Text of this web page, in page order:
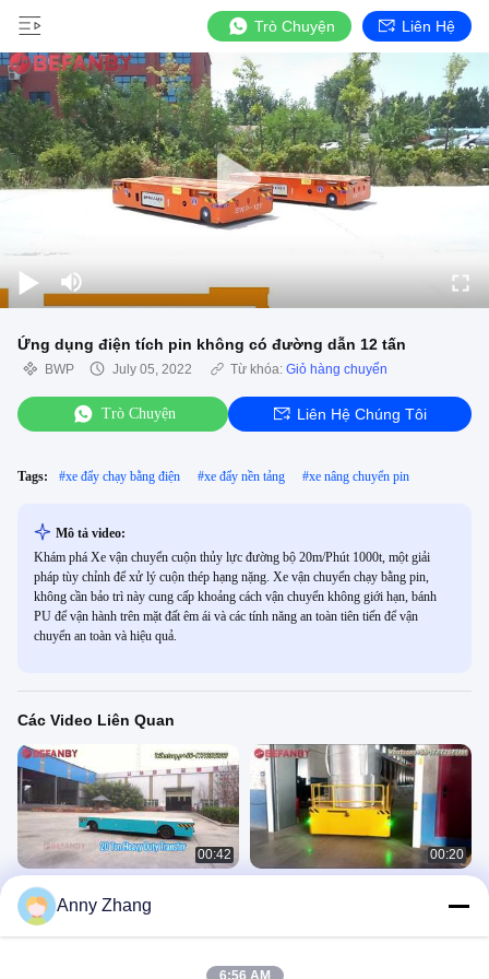
Trò Chuyện Liên Hệ
Ứng dụng điện tích pin không có đường dẫn 12 tấn
BWP July 05, 2022 Từ khóa: Giỏ hàng chuyển
Trò Chuyện Liên Hệ Chúng Tôi
Tags: #xe đẩy chạy bằng điện #xe đẩy nền tảng #xe nâng chuyển pin
Mô tả video:
Khám phá Xe vận chuyển cuộn thủy lực đường bộ 20m/Phút 1000t, một giải
pháp tùy chỉnh để xử lý cuộn thép hạng nặng. Xe vận chuyển chạy bằng pin,
không cần bảo trì này cung cấp khoảng cách vận chuyển không giới hạn, bánh
PU để vận hành trên mặt đất êm ái và các tính năng an toàn tiên tiến để vận
chuyển an toàn và hiệu quả.
Các Video Liên Quan
00:42
Xe chuyển tải vô tận công suất 5
tấn,xe đẩy chuyển thông minh cho
nhà máy thép
BWP
00:20
Anny Zhang
6:56 AM